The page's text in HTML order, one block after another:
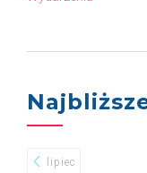
lipiec